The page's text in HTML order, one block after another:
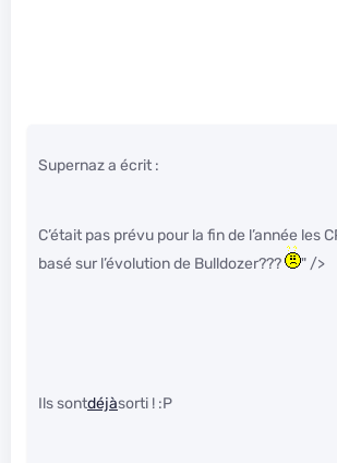
Supernaz a écrit :
C’était pas prévu pour la fin de l’année les
basé sur l’évolution de Bulldozer???
" />
Ils sontdéjàsorti ! :P